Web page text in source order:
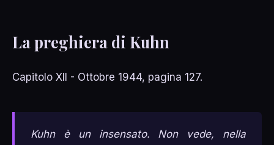
La preghiera di Kuhn
Capitolo XII - Ottobre 1944, pagina 127.
Kuhn è un insensato. Non vede, nella